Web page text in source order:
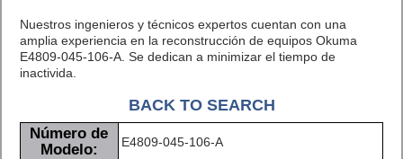
Nuestros ingenieros y técnicos expertos cuentan con una
amplia experiencia en la reconstrucción de equipos Okuma
E4809-045-106-A. Se dedican a minimizar el tiempo de
inactivida.
BACK TO SEARCH
Número de
Modelo:
E4809-045-106-A